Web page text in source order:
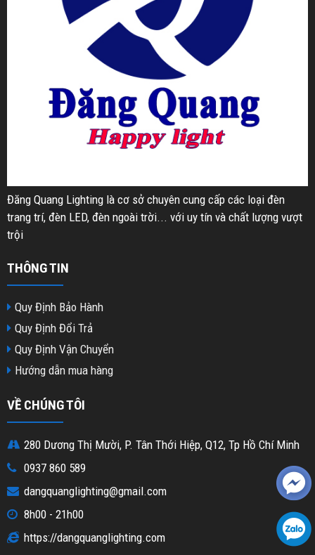
Đăng Quang Lighting là cơ sở chuyên cung cấp các loại đèn
trang trí, đèn LED, đèn ngoài trời... với uy tín và chất lượng vượt
trội
THÔNG TIN
Quy Định Bảo Hành
Quy Định Đổi Trả
Quy Định Vận Chuyển
Hướng dẫn mua hàng
VỀ CHÚNG TÔI
280 Dương Thị Mười, P. Tân Thới Hiệp, Q12, Tp Hồ Chí Minh
0937 860 589
dangquanglighting@gmail.com
8h00 - 21h00
https://dangquanglighting.com